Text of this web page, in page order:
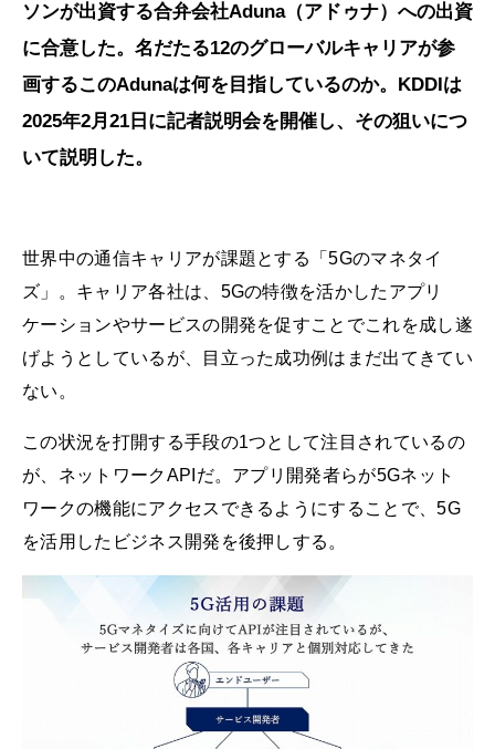
ソンが出資する合弁会社Aduna（アドゥナ）への出資
に合意した。名だたる12のグローバルキャリアが参
画するこのAdunaは何を目指しているのか。KDDIは
2025年2月21日に記者説明会を開催し、その狙いにつ
いて説明した。
世界中の通信キャリアが課題とする「5Gのマネタイ
ズ」。キャリア各社は、5Gの特徴を活かしたアプリ
ケーションやサービスの開発を促すことでこれを成し遂
げようとしているが、目立った成功例はまだ出てきてい
ない。
この状況を打開する手段の1つとして注目されているの
が、ネットワークAPIだ。アプリ開発者らが5Gネット
ワークの機能にアクセスできるようにすることで、5G
を活用したビジネス開発を後押しする。